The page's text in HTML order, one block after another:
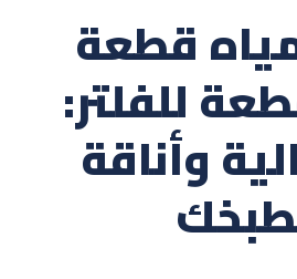
قطعة
للفلتر:
وأناقة